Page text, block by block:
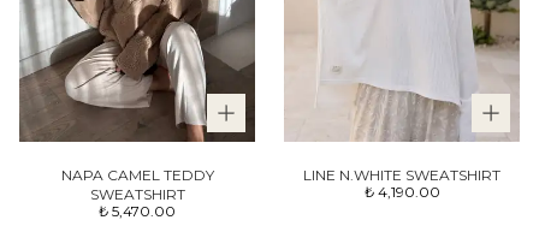
NAPA CAMEL TEDDY
SWEATSHIRT
₺ 5,470.00
LINE N.WHITE SWEATSHIRT
₺ 4,190.00